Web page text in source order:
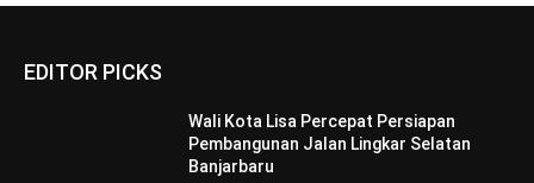
EDITOR PICKS
Wali Kota Lisa Percepat Persiapan
Pembangunan Jalan Lingkar Selatan
Banjarbaru